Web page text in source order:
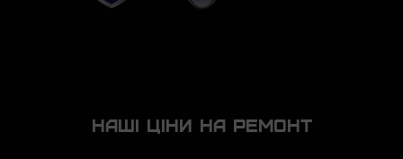
Наші ціни на ремонт